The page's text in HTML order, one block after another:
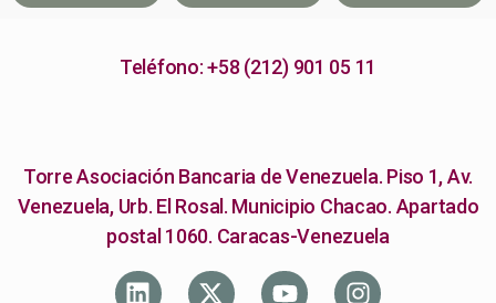
Teléfono: +58 (212) 901 05 11
Torre Asociación Bancaria de Venezuela. Piso 1, Av.
Venezuela, Urb. El Rosal. Municipio Chacao. Apartado
postal 1060. Caracas-Venezuela